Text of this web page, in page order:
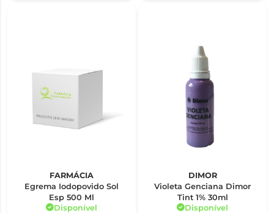
FARMÁCIA
Egrema Iodopovido Sol
Esp 500 Ml
Disponível
DIMOR
Violeta Genciana Dimor
Tint 1% 30ml
Disponível